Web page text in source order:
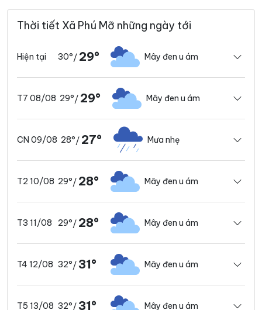
Thời tiết Xã Phú Mỡ những ngày tới
Hiện tại 30°/ 29° Mây đen u ám
T7 08/08 29°/ 29° Mây đen u ám
CN 09/08 28°/ 27° Mưa nhẹ
T2 10/08 29°/ 28° Mây đen u ám
T3 11/08 29°/ 28° Mây đen u ám
T4 12/08 32°/ 31° Mây đen u ám
T5 13/08 32°/ 31° Mây đen u ám